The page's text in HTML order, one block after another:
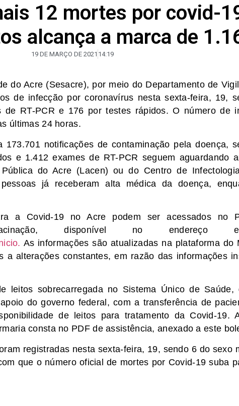
12 mortes por covid-
alcança a marca de
19 DE MARÇO DE 2021 14:19
do Acre (Sesacre), por meio do Departamento de
de infecção por coronavírus nesta sexta-feira, 19,
de RT-PCR e 176 por testes rápidos. O número de
últimas 24 horas.
notificações de contaminação pela doença,
e 1.412 exames de RT-PCR seguem aguardando
do Acre (Lacen) ou do Centro de
já receberam alta médica da doença,
a Covid-19 no Acre podem ser acessados no
disponível no endereço
As informações são atualizadas na plataforma do
a alterações constantes, em razão das informações
leitos sobrecarregada no Sistema Único de Saúde,
do governo federal, com a transferência de
de leitos para tratamento da Covid-19.
consta no PDF de assistência, anexado a este
registradas nesta sexta-feira, 19, sendo 6 do sexo
que o número oficial de mortes por Covid-19 suba